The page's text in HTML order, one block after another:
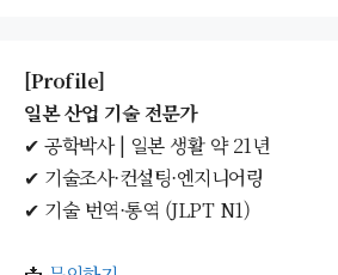
[Profile]
일본 산업 기술 전문가
✔ 공학박사 | 일본 생활 약 21년
✔ 기술조사·컨설팅·엔지니어링
✔ 기술 번역·통역 (JLPT N1)